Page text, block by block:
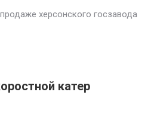
херсонского госзавода
катер